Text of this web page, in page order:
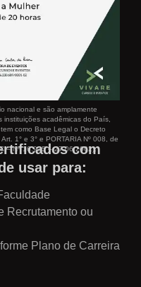
nacional e são amplamente
acadêmicas do País,
como Base Legal o Decreto
1° e 3° e PORTARIA Nº 008, de
– Nº 16.935 – 27.06.2002).
com
usar para:
Recrutamento ou
Plano de Carreira